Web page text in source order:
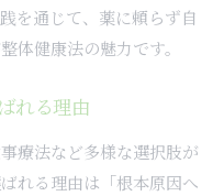
を通じて、薬に頼らず自
体健康法の魅力です。
れる理由
療法など多様な選択肢が
れる理由は「根本原因へ